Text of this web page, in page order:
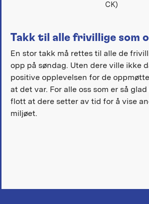
CK)
Takk til alle frivillige som
En stor takk må rettes til alle de
opp på søndag. Uten dere ville ikke
positive opplevelsen for de
at det var. For alle oss som er så
flott at dere setter av tid for å vise
miljøet.